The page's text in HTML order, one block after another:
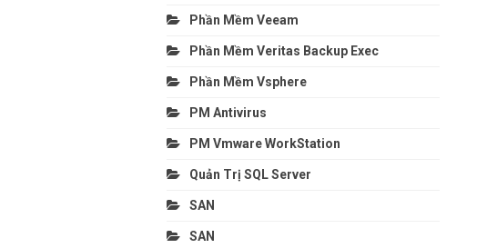
Phần Mềm Veeam
Phần Mềm Veritas Backup Exec
Phần Mềm Vsphere
PM Antivirus
PM Vmware WorkStation
Quản Trị SQL Server
SAN
SAN